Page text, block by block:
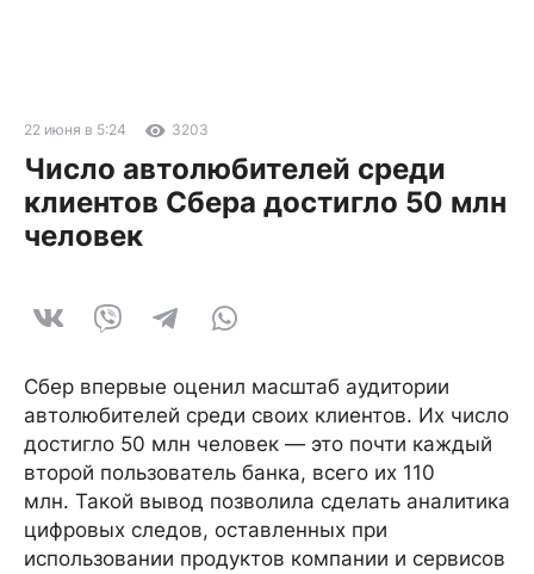
22 июня в 5:24 3203
Число автолюбителей среди
клиентов Сбера достигло 50 млн
человек
Сбер впервые оценил масштаб аудитории
автолюбителей среди своих клиентов. Их число
достигло 50 млн человек — это почти каждый
второй пользователь банка, всего их 110
млн. Такой вывод позволила сделать аналитика
цифровых следов, оставленных при
использовании продуктов компании и сервисов